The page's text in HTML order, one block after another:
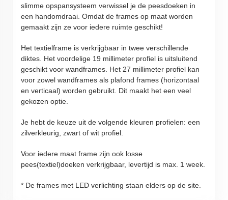
slimme opspansysteem verwissel je de peesdoeken in
een handomdraai. Omdat de frames op maat worden
gemaakt zijn ze voor iedere ruimte geschikt!
Het textielframe is verkrijgbaar in twee verschillende
diktes. Het voordelige 19 millimeter profiel is uitsluitend
geschikt voor wandframes. Het 27 millimeter profiel kan
voor zowel wandframes als plafond frames (horizontaal
en verticaal) worden gebruikt. Dit maakt het een veel
gekozen optie.
​Je hebt de keuze uit de volgende kleuren profielen: een
zilverkleurig, zwart of wit profiel.
​Voor iedere maat frame zijn ook losse
pees(textiel)doeken verkrijgbaar, levertijd is max. 1 week.
* De frames met LED verlichting staan elders op de site.